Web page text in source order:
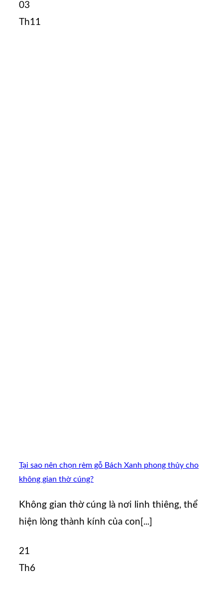
03
Th11
Tại sao nên chọn rèm gỗ Bách Xanh phong thủy cho
không gian thờ cúng?
Không gian thờ cúng là nơi linh thiêng, thể
hiện lòng thành kính của con[...]
21
Th6